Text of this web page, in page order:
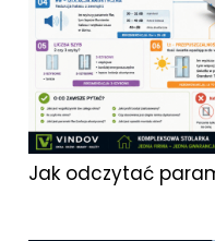
Jak odczytać